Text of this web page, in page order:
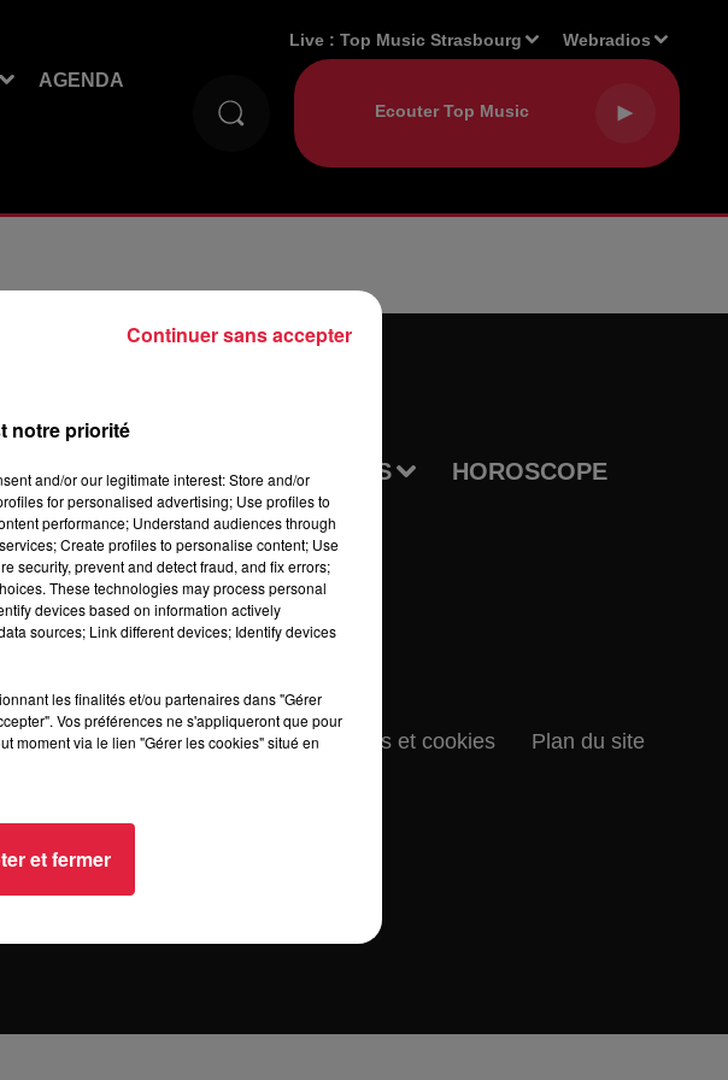
AGENDA
Live :Top Music Strasbourg Webradios
JEUX AGENDA PODCASTS HOROSCOPE
CONTACT
Charte sur les données personnelles et cookies Plan du site
2023 2022
notre priorité
and/or our legitimate interest: Store and/or
for personalised advertising; Use profiles to
performance; Understand audiences through
Create profiles to personalise content; Use
security, prevent and detect fraud, and fix errors;
These technologies may process personal
devices based on information actively
sources; Link different devices; Identify devices
les finalités et/ou partenaires dans "Gérer
Vos préférences ne s'appliqueront que pour
moment via le lien "Gérer les cookies" situé en
et fermer
Continuer sans accepter